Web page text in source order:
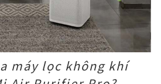
máy lọc không khí